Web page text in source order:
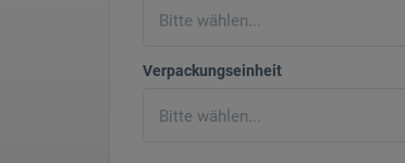
Verpackungseinheit